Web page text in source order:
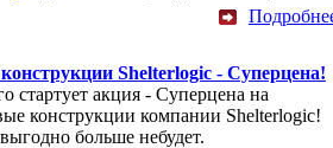
Shelterlogic - Суперцена!
стартует акция - Суперцена на
конструкции компании Shelterlogic!
больше небудет.